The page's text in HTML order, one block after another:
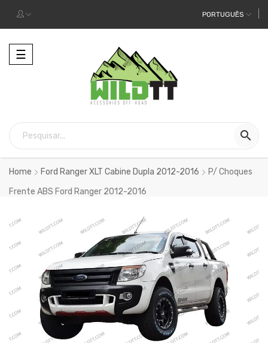
PORTUGUÊS
Alternar
a
☰

Home Ford Ranger XLT Cabine Dupla 2012-2016
P/ Choques
Frente ABS Ford Ranger 2012-2016